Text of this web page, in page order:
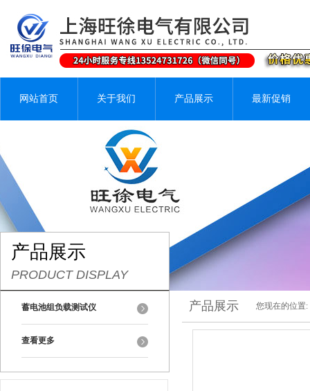
网站首页 关于我们 产品展示 最新促销
产品展示
PRODUCT DISPLAY
蓄电池组负载测试仪
查看更多
产品展示 您现在的位置: